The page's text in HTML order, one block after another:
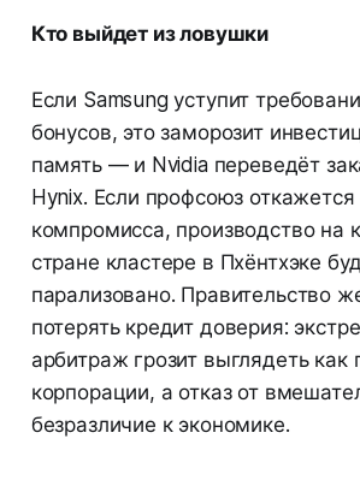
Кто выйдет из ловушки
Если Samsung уступит
бонусов, это заморозит
память — и Nvidia переведёт
Hynix. Если профсоюз откажется
компромисса, производство на
стране кластере в Пхёнтхэке
парализовано. Правительство
потерять кредит доверия:
арбитраж грозит выглядеть
корпорации, а отказ от
безразличие к экономике.